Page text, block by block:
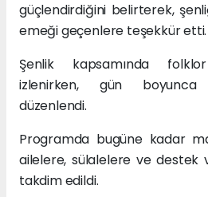
güçlendirdiğini belirterek,
emeği geçenlere teşekkür etti.
Şenlik kapsamında
izlenirken, gün boyunca
düzenlendi.
Programda bugüne kadar
ailelere, sülalelere ve destek
takdim edildi.